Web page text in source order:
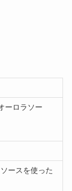
ーロラソー
ースを使った